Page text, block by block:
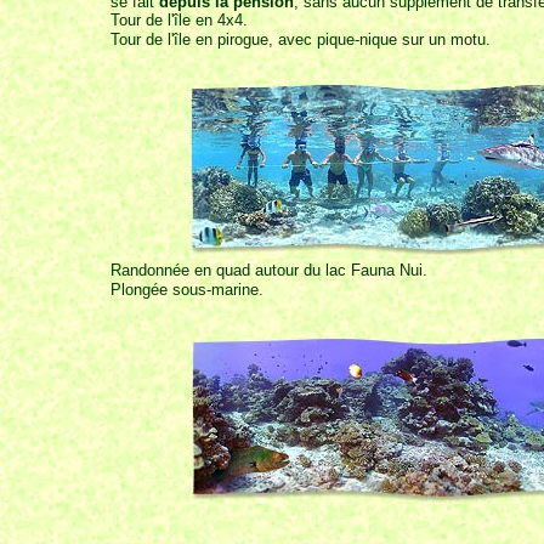
Tour de l'île en 4x4.
Tour de l'île en pirogue, avec pique-nique sur un motu.
Randonnée en quad autour du lac Fauna Nui.
Plongée sous-marine.